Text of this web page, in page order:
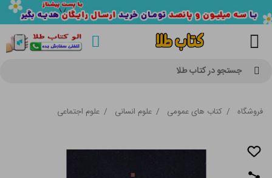
جستجو در کتاب طلا
فروشگاه / کتاب های عمومی / علوم انسانی / علوم اجتماعی